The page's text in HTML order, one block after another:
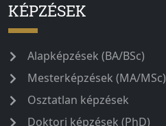
KÉPZÉSEK
Alapképzések (BA/BSc)
Mesterképzések (MA/MSc)
Osztatlan képzések
Doktori képzések (PhD)